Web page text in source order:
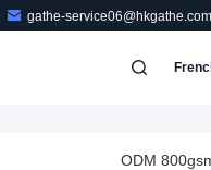
gathe-service06@hkgathe.com
ODM